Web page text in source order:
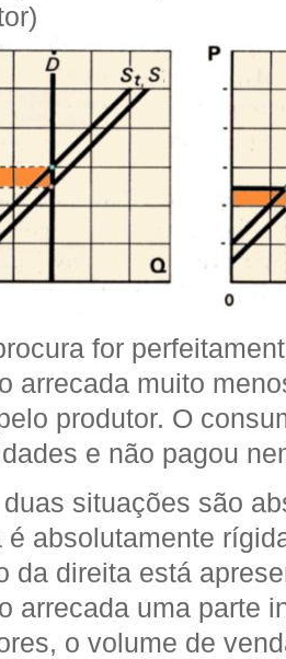
for
arrecada muito
produtor. O
e não pagou
situações são
é absolutamente
da direita está
arrecada uma parte
o volume de